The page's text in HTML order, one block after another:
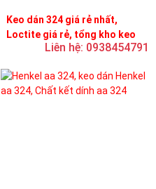
Keo dán 324 giá rẻ nhất,
Loctite giá rẻ, tổng kho keo
Liên hệ: 0938454791